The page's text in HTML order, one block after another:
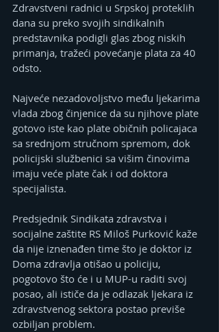
Zdravstveni radnici u Srpskoj proteklih
dana su preko svojih sindikalnih
predstavnika podigli glas zbog niskih
primanja, tražeći povećanje plata za 40
odsto.
Najveće nezadovoljstvo među ljekarima
vlada zbog činjenice da su njihove plate
gotovo iste kao plate običnih policajaca
sa srednjom stručnom spremom, dok
policijski službenici sa višim činovima
imaju veće plate čak i od doktora
specijalista.
Predsjednik Sindikata zdravstva i
socijalne zaštite RS Miloš Purković kaže
da nije iznenađen time što je doktor iz
Doma zdravlja otišao u policiju,
pogotovo što će i u MUP-u raditi svoj
posao, ali ističe da je odlazak ljekara iz
zdravstvenog sektora postao previše
ozbiljan problem.